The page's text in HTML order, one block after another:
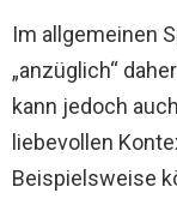
Im allgemeinen
„anzüglich“
kann jedoch
liebevollen
Beispielsweise